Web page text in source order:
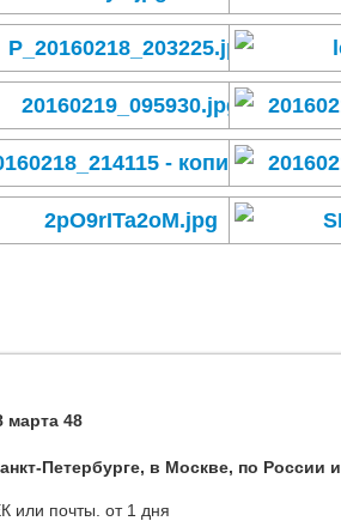
марта 48
Петербурге, в Москве, по России и
или почты . от 1 дня